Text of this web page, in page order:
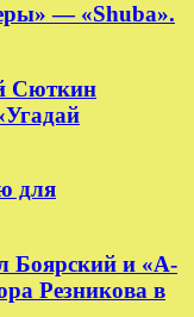
— «Shuba».
Сюткин
для
Боярский и «А-
Резникова в